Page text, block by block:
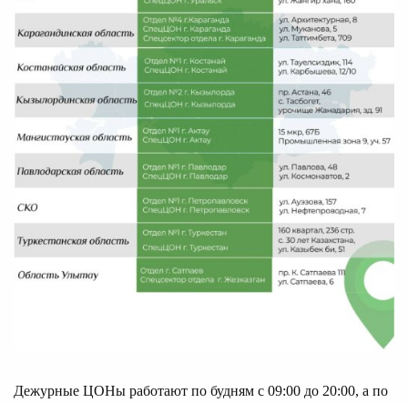
Дежурные ЦОНы работают по будням с 09:00 до 20:00, а по